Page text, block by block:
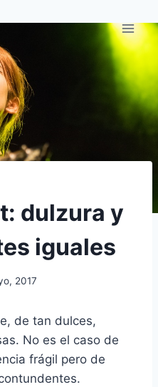
dulzura y
iguales
2017
de tan dulces,
No es el caso de
frágil pero de